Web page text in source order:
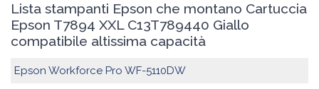
Lista stampanti Epson che montano Cartuccia
Epson T7894 XXL C13T789440 Giallo
compatibile altissima capacità
Epson Workforce Pro WF-5110DW